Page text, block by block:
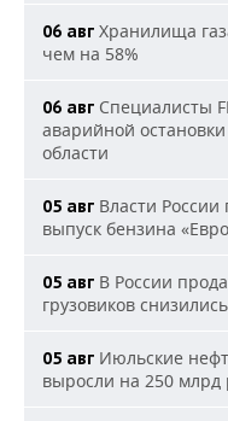
06 авг Хранилища
чем на 58%
06 авг Специалисты
аварийной
области
05 авг Власти
выпуск бензина
05 авг В России
грузовиков
05 авг Июльские
выросли на 250 млрд